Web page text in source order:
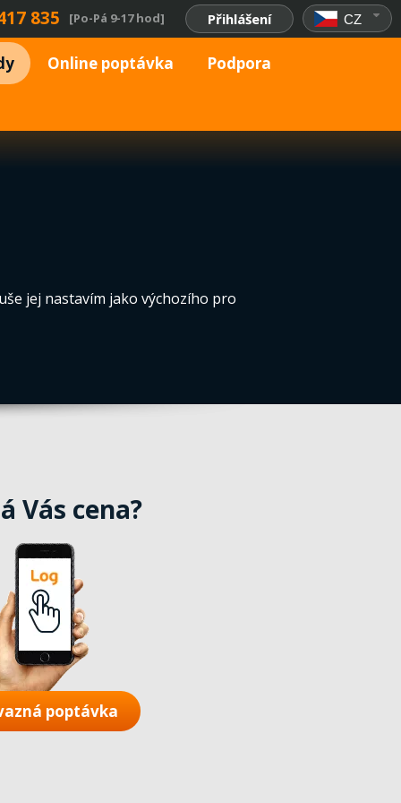
835 [Po-Pá 9-17 hod] CZ
Přihlášení
Online poptávka Podpora
jej nastavím jako výchozího pro
Vás cena?
poptávka